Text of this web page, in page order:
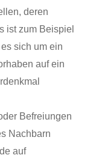
deren
ist zum Beispiel
sich um ein
auf ein
Befreiungen
Nachbarn
auf